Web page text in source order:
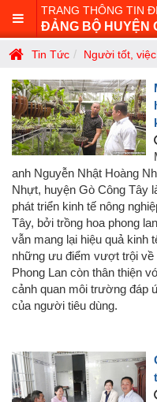
TRANG THÔNG TIN
ĐẢNG BỘ HUYỆN
Tin Tức Người tốt,
anh Nguyễn Nhật Hoàng
Nhựt, huyện Gò Công Tây
phát triển kinh tế nông
Tây, bởi trồng hoa phong
vẫn mang lại hiệu quả kinh
những ưu điểm vượt trội về
Phong Lan còn thân thiện
cảnh quan môi trường đáp
của người tiêu dùng.